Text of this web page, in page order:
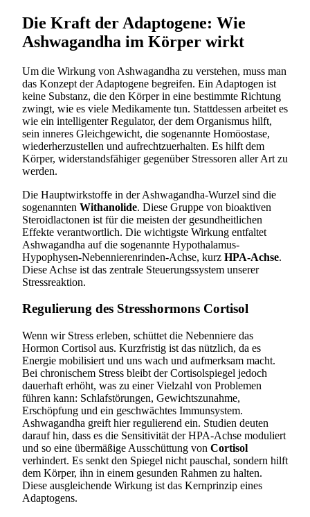
Die Kraft der Adaptogene: Wie
Ashwagandha im Körper wirkt
Um die Wirkung von Ashwagandha zu verstehen, muss man
das Konzept der Adaptogene begreifen. Ein Adaptogen ist
keine Substanz, die den Körper in eine bestimmte Richtung
zwingt, wie es viele Medikamente tun. Stattdessen arbeitet es
wie ein intelligenter Regulator, der dem Organismus hilft,
sein inneres Gleichgewicht, die sogenannte Homöostase,
wiederherzustellen und aufrechtzuerhalten. Es hilft dem
Körper, widerstandsfähiger gegenüber Stressoren aller Art zu
werden.
Die Hauptwirkstoffe in der Ashwagandha-Wurzel sind die
sogenannten Withanolide. Diese Gruppe von bioaktiven
Steroidlactonen ist für die meisten der gesundheitlichen
Effekte verantwortlich. Die wichtigste Wirkung entfaltet
Ashwagandha auf die sogenannte Hypothalamus-
Hypophysen-Nebennierenrinden-Achse, kurz HPA-Achse.
Diese Achse ist das zentrale Steuerungssystem unserer
Stressreaktion.
Regulierung des Stresshormons Cortisol
Wenn wir Stress erleben, schüttet die Nebenniere das
Hormon Cortisol aus. Kurzfristig ist das nützlich, da es
Energie mobilisiert und uns wach und aufmerksam macht.
Bei chronischem Stress bleibt der Cortisolspiegel jedoch
dauerhaft erhöht, was zu einer Vielzahl von Problemen
führen kann: Schlafstörungen, Gewichtszunahme,
Erschöpfung und ein geschwächtes Immunsystem.
Ashwagandha greift hier regulierend ein. Studien deuten
darauf hin, dass es die Sensitivität der HPA-Achse moduliert
und so eine übermäßige Ausschüttung von Cortisol
verhindert. Es senkt den Spiegel nicht pauschal, sondern hilft
dem Körper, ihn in einem gesunden Rahmen zu halten.
Diese ausgleichende Wirkung ist das Kernprinzip eines
Adaptogens.